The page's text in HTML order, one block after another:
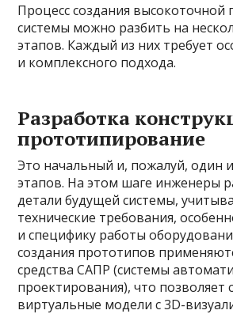
Процесс создания высокоточной
системы можно разбить на
этапов. Каждый из них требует
и комплексного подхода.
Разработка
прототипирование
Это начальный и, пожалуй, один
этапов. На этом шаге инженеры
детали будущей системы,
технические требования,
и специфику работы
создания прототипов
средства САПР (системы
проектирования), что позволяет
виртуальные модели с 3D-